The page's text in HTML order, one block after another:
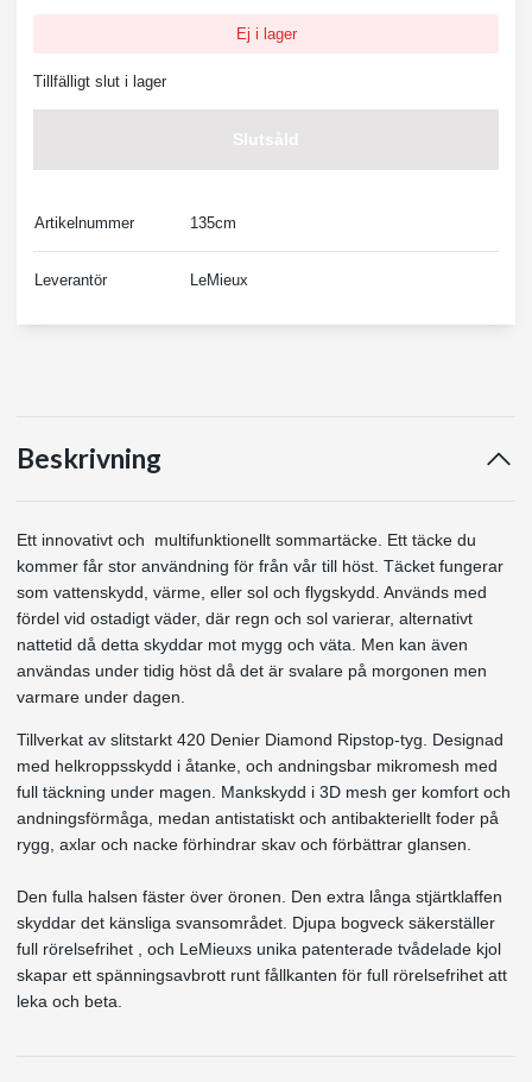
Ej i lager
Tillfälligt slut i lager
Slutsåld
Artikelnummer 135cm
Leverantör LeMieux
Beskrivning
Ett innovativt och multifunktionellt sommartäcke. Ett täcke du
kommer får stor användning för från vår till höst. Täcket fungerar
som vattenskydd, värme, eller sol och flygskydd. Används med
fördel vid ostadigt väder, där regn och sol varierar, alternativt
nattetid då detta skyddar mot mygg och väta. Men kan även
användas under tidig höst då det är svalare på morgonen men
varmare under dagen.
Tillverkat av slitstarkt 420 Denier Diamond Ripstop-tyg. Designad
med helkroppsskydd i åtanke, och andningsbar mikromesh med
full täckning under magen. Mankskydd i 3D mesh ger komfort och
andningsförmåga, medan antistatiskt och antibakteriellt foder på
rygg, axlar och nacke förhindrar skav och förbättrar glansen.
Den fulla halsen fäster över öronen. Den extra långa stjärtklaffen
skyddar det känsliga svansområdet. Djupa bogveck säkerställer
full rörelsefrihet , och LeMieuxs unika patenterade tvådelade kjol
skapar ett spänningsavbrott runt fållkanten för full rörelsefrihet att
leka och beta.